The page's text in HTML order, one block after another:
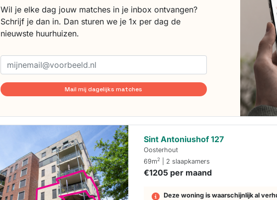
Wil je elke dag jouw matches in je inbox ontvangen?
Schrijf je dan in. Dan sturen we je 1x per dag de
nieuwste huurhuizen.
Mail mij dagelijks matches
Sint Antoniushof 127
Oosterhout
69m2 | 2 slaapkamers
€1205 per maand
Deze woning is waarschijnlijk al